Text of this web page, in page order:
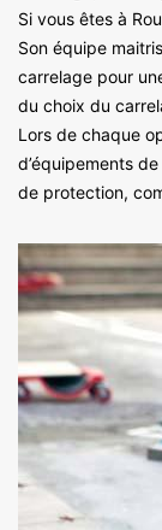
Si vous êtes à
Son équipe
carrelage pour
du choix du
Lors de chaque
d’équipements
de protection,